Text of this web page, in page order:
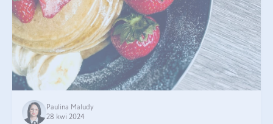
Paulina Maludy
28 kwi 2024